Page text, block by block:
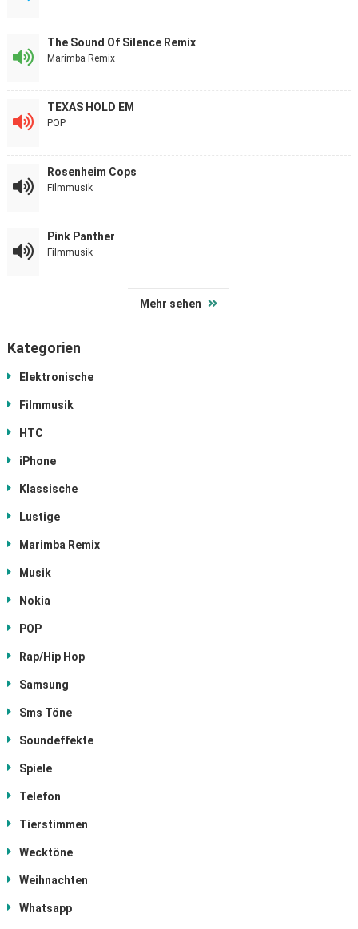
The Sound Of Silence Remix
Marimba Remix
TEXAS HOLD EM
POP
Rosenheim Cops
Filmmusik
Pink Panther
Filmmusik
Mehr sehen
Kategorien
Elektronische
Filmmusik
HTC
iPhone
Klassische
Lustige
Marimba Remix
Musik
Nokia
POP
Rap/Hip Hop
Samsung
Sms Töne
Soundeffekte
Spiele
Telefon
Tierstimmen
Wecktöne
Weihnachten
Whatsapp